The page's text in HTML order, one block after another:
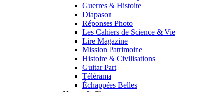
Guerres & Histoire
Diapason
Réponses Photo
Les Cahiers de Science & Vie
Lire Magazine
Mission Patrimoine
Histoire & Civilisations
Guitar Part
Télérama
Échappées Belles